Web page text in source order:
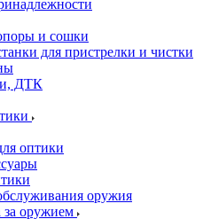
и сошки
для пристрелки и чистки
ДТК
оптики
оружия
за оружием